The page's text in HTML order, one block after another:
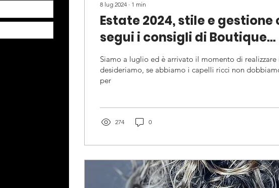
8 lug 2024 ∙ 1 min
Estate 2024, stile e
segui i consigli di Boutique
dell’acconciatura,
Como e Varese
Siamo a luglio ed è arrivato il momento di
desideriamo, se abbiamo i capelli ricci non
per
274 0